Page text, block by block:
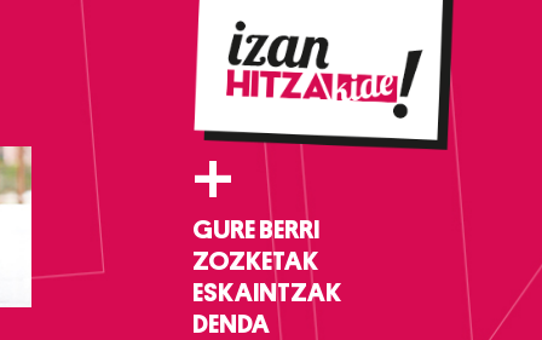
+
GURE BERRI
ZOZKETAK
ESKAINTZAK
DENDA